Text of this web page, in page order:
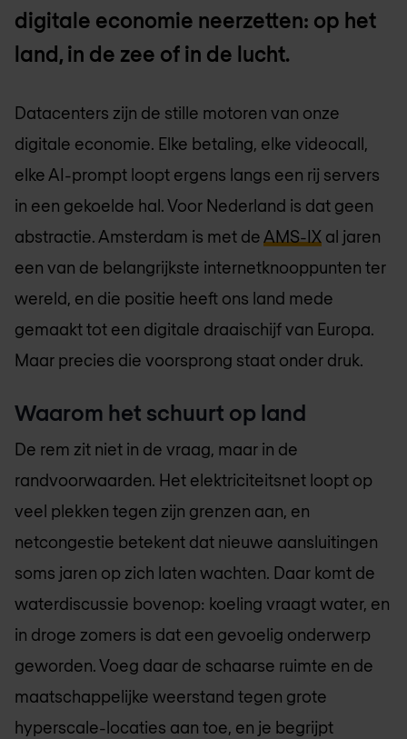
digitale economie neerzetten: op het
land, in de zee of in de lucht.
Datacenters zijn de stille motoren van onze
digitale economie. Elke betaling, elke videocall,
elke AI-prompt loopt ergens langs een rij servers
in een gekoelde hal. Voor Nederland is dat geen
abstractie. Amsterdam is met de AMS-IX al jaren
een van de belangrijkste internetknooppunten ter
wereld, en die positie heeft ons land mede
gemaakt tot een digitale draaischijf van Europa.
Maar precies die voorsprong staat onder druk.
Waarom het schuurt op land
De rem zit niet in de vraag, maar in de
randvoorwaarden. Het elektriciteitsnet loopt op
veel plekken tegen zijn grenzen aan, en
netcongestie betekent dat nieuwe aansluitingen
soms jaren op zich laten wachten. Daar komt de
waterdiscussie bovenop: koeling vraagt water, en
in droge zomers is dat een gevoelig onderwerp
geworden. Voeg daar de schaarse ruimte en de
maatschappelijke weerstand tegen grote
hyperscale-locaties aan toe, en je begrijpt